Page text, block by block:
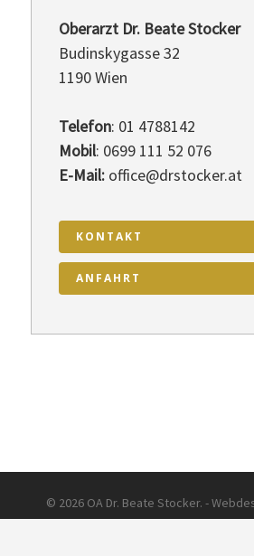
Oberarzt Dr. Beate Stocker
Budinskygasse 32
1190 Wien
Telefon: 01 4788142
Mobil: 0699 111 52 076
E-Mail:office@drstocker.at
KONTAKT
ANFAHRT
© 2026 OA Dr. Beate Stocker. -
Neumann